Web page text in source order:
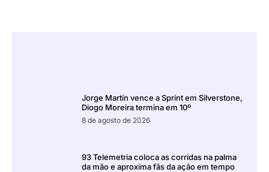
Jorge Martín vence a Sprint em Silverstone,
Diogo Moreira termina em 10º
8 de agosto de 2026
93 Telemetria coloca as corridas na palma
da mão e aproxima fãs da ação em tempo